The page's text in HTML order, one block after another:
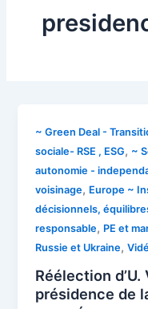
~ Green Deal -
sociale- RSE , ESG, ~
autonomie -
voisinage, Europe ~
décisionnels,
responsable, PE et
Russie et Ukraine,
Réélection
présidence de